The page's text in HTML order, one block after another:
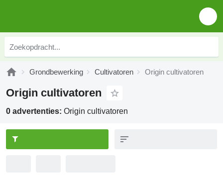
Grondbewerking Cultivatoren Origin cultivatoren
Origin cultivatoren
0 advertenties: Origin cultivatoren